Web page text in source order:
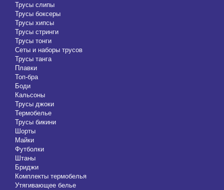
Трусы слипы
Трусы боксеры
Трусы хипсы
Трусы стринги
Трусы тонги
Сеты и наборы трусов
Трусы танга
Плавки
Топ-бра
Боди
Кальсоны
Трусы джоки
Термобелье
Трусы бикини
Шорты
Майки
Футболки
Штаны
Бриджи
Комплекты термобелья
Утягивающее белье